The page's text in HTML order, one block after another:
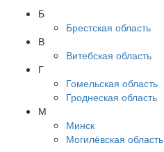
Б
Брестская область
В
Витебская область
Г
Гомельская область
Гроднеская область
М
Минск
Могилёвская область